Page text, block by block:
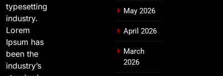
typesetting
industry.
Lorem
Ipsum has
been the
industry’s
May 2026
April 2026
March
2026